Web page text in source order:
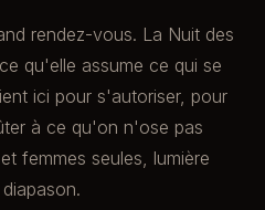
rendez-vous. La Nuit des
qu'elle assume ce qui se
ici pour s'autoriser, pour
à ce qu'on n'ose pas
femmes seules, lumière